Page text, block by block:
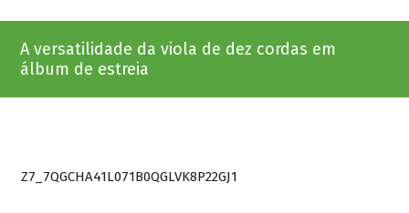
A versatilidade da viola de dez cordas em
álbum de estreia
Z7_7QGCHA41L071B0QGLVK8P22GJ1